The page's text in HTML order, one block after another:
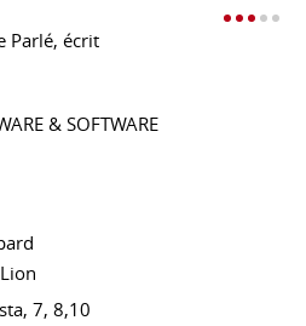
Parlé, écrit
& SOFTWARE
7, 8,10